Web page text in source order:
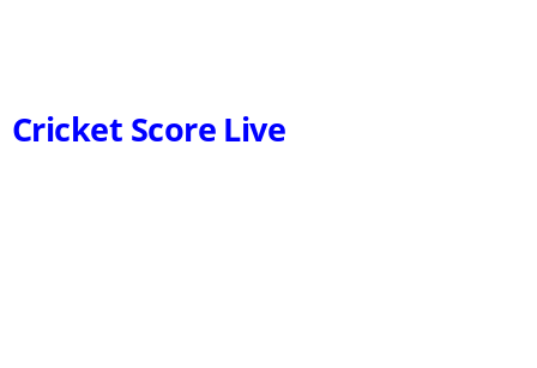
Cricket Score Live